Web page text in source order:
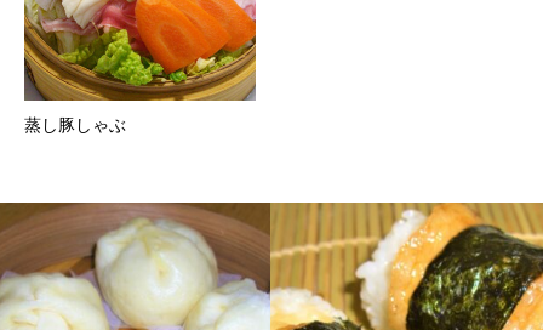
蒸し豚しゃぶ